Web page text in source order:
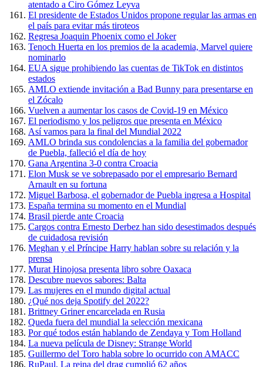
atentado a Ciro Gómez Leyva
El presidente de Estados Unidos propone regular las armas en
el país para evitar más tiroteos
Regresa Joaquin Phoenix como el Joker
Tenoch Huerta en los premios de la academia, Marvel quiere
nominarlo
EUA sigue prohibiendo las cuentas de TikTok en distintos
estados
AMLO extiende invitación a Bad Bunny para presentarse en
el Zócalo
Vuelven a aumentar los casos de Covid-19 en México
El periodismo y los peligros que presenta en México
Así vamos para la final del Mundial 2022
AMLO brinda sus condolencias a la familia del gobernador
de Puebla, falleció el día de hoy
Gana Argentina 3-0 contra Croacia
Elon Musk se ve sobrepasado por el empresario Bernard
Arnault en su fortuna
Miguel Barbosa, el gobernador de Puebla ingresa a Hospital
España termina su momento en el Mundial
Brasil pierde ante Croacia
Cargos contra Ernesto Derbez han sido desestimados después
de cuidadosa revisión
Meghan y el Príncipe Harry hablan sobre su relación y la
prensa
Murat Hinojosa presenta libro sobre Oaxaca
Descubre nuevos sabores: Balta
Las mujeres en el mundo digital actual
¿Qué nos deja Spotify del 2022?
Brittney Griner encarcelada en Rusia
Queda fuera del mundial la selección mexicana
Por qué todos están hablando de Zendaya y Tom Holland
La nueva película de Disney: Strange World
Guillermo del Toro habla sobre lo ocurrido con AMACC
RuPaul, La reina del drag cumplió 62 años